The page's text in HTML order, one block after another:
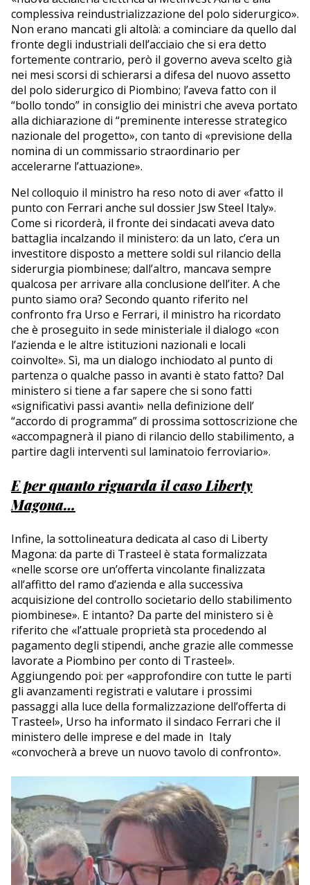
complessiva reindustrializzazione del polo siderurgico».
Non erano mancati gli altolà: a cominciare da quello dal
fronte degli industriali dell’acciaio che si era detto
fortemente contrario, però il governo aveva scelto già
nei mesi scorsi di schierarsi a difesa del nuovo assetto
del polo siderurgico di Piombino; l’aveva fatto con il
“bollo tondo” in consiglio dei ministri che aveva portato
alla dichiarazione di “preminente interesse strategico
nazionale del progetto», con tanto di «previsione della
nomina di un commissario straordinario per
accelerarne l’attuazione».
Nel colloquio il ministro ha reso noto di aver «fatto il
punto con Ferrari anche sul dossier Jsw Steel Italy».
Come si ricorderà, il fronte dei sindacati aveva dato
battaglia incalzando il ministero: da un lato, c’era un
investitore disposto a mettere soldi sul rilancio della
siderurgia piombinese; dall’altro, mancava sempre
qualcosa per arrivare alla conclusione dell’iter. A che
punto siamo ora? Secondo quanto riferito nel
confronto fra Urso e Ferrari, il ministro ha ricordato
che è proseguito in sede ministeriale il dialogo «con
l’azienda e le altre istituzioni nazionali e locali
coinvolte». Sì, ma un dialogo inchiodato al punto di
partenza o qualche passo in avanti è stato fatto? Dal
ministero si tiene a far sapere che si sono fatti
«significativi passi avanti» nella definizione dell’
“accordo di programma” di prossima sottoscrizione che
«accompagnerà il piano di rilancio dello stabilimento, a
partire dagli interventi sul laminatoio ferroviario».
E per quanto riguarda il caso Liberty
Magona…
Infine, la sottolineatura dedicata al caso di Liberty
Magona: da parte di Trasteel è stata formalizzata
«nelle scorse ore un’offerta vincolante finalizzata
all’affitto del ramo d’azienda e alla successiva
acquisizione del controllo societario dello stabilimento
piombinese». E intanto? Da parte del ministero si è
riferito che «l’attuale proprietà sta procedendo al
pagamento degli stipendi, anche grazie alle commesse
lavorate a Piombino per conto di Trasteel».
Aggiungendo poi: per «approfondire con tutte le parti
gli avanzamenti registrati e valutare i prossimi
passaggi alla luce della formalizzazione dell’offerta di
Trasteel», Urso ha informato il sindaco Ferrari che il
ministero delle imprese e del made in Italy
«convocherà a breve un nuovo tavolo di confronto».